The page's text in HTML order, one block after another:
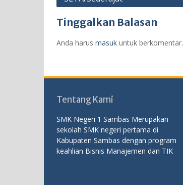
Tinggalkan Balasan
Anda harus masuk untuk berkomentar.
Tentang Kami
SMK Negeri 1 Sambas Merupakan
sekolah SMK negeri pertama di
Kabupaten Sambas dengan program
keahlian Bisnis Manajemen dan TIK